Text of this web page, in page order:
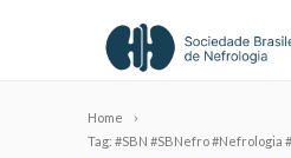
Home
Tag: #SBN #SBNefro #Nefrologia